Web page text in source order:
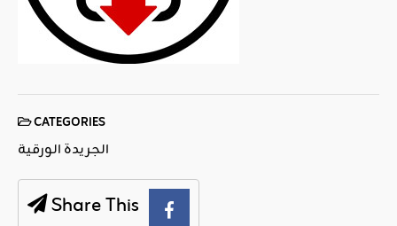
CATEGORIES
الجريدة الورقية
Share This